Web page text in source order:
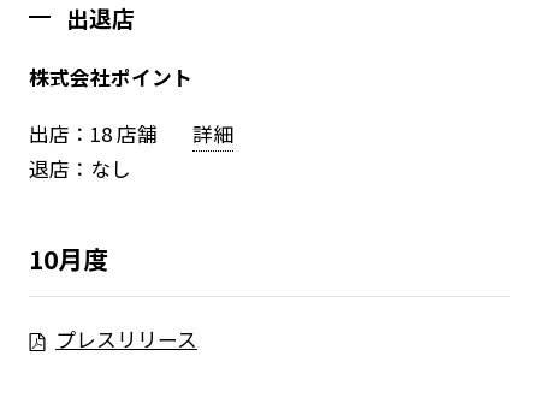
出退店
株式会社ポイント
出店：18 店舗
詳細
退店：なし
10月度
プレスリリース